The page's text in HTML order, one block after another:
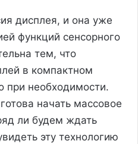
дисплея, и она уже
функций сенсорного
тем, что
в компактном
при необходимости.
начать массовое
ли будем ждать
эту технологию